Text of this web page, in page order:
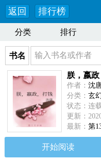
返回 排行榜
分类 排行
书名
朕，嬴
作者： 沈
分类： 玄
状态：连
更新：
最新： 第
开始阅读